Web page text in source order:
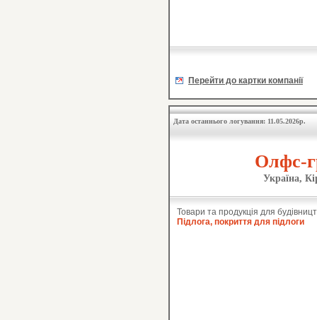
Перейти до картки компанії
Дата останнього логування: 11.05.2026р.
Олфс-
Україна,
Товари та продукція для
Підлога, покриття для підлоги